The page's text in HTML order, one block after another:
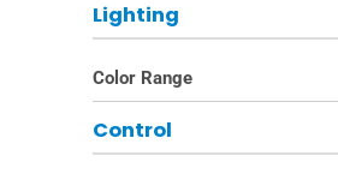
Lighting
Color Range
Control